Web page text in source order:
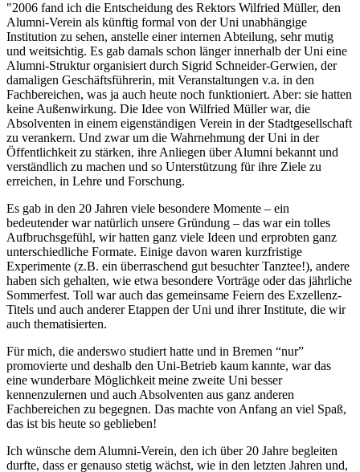
"2006 fand ich die Entscheidung des Rektors Wilfried Müller, den
Alumni-Verein als künftig formal von der Uni unabhängige
Institution zu sehen, anstelle einer internen Abteilung, sehr mutig
und weitsichtig. Es gab damals schon länger innerhalb der Uni eine
Alumni-Struktur organisiert durch Sigrid Schneider-Gerwien, der
damaligen Geschäftsführerin, mit Veranstaltungen v.a. in den
Fachbereichen, was ja auch heute noch funktioniert. Aber: sie hatten
keine Außenwirkung. Die Idee von Wilfried Müller war, die
Absolventen in einem eigenständigen Verein in der Stadtgesellschaft
zu verankern. Und zwar um die Wahrnehmung der Uni in der
Öffentlichkeit zu stärken, ihre Anliegen über Alumni bekannt und
verständlich zu machen und so Unterstützung für ihre Ziele zu
erreichen, in Lehre und Forschung.
Es gab in den 20 Jahren viele besondere Momente – ein
bedeutender war natürlich unsere Gründung – das war ein tolles
Aufbruchsgefühl, wir hatten ganz viele Ideen und erprobten ganz
unterschiedliche Formate. Einige davon waren kurzfristige
Experimente (z.B. ein überraschend gut besuchter Tanztee!), andere
haben sich gehalten, wie etwa besondere Vorträge oder das jährliche
Sommerfest. Toll war auch das gemeinsame Feiern des Exzellenz-
Titels und auch anderer Etappen der Uni und ihrer Institute, die wir
auch thematisierten.
Für mich, die anderswo studiert hatte und in Bremen “nur”
promovierte und deshalb den Uni-Betrieb kaum kannte, war das
eine wunderbare Möglichkeit meine zweite Uni besser
kennenzulernen und auch Absolventen aus ganz anderen
Fachbereichen zu begegnen. Das machte von Anfang an viel Spaß,
das ist bis heute so geblieben!
Ich wünsche dem Alumni-Verein, den ich über 20 Jahre begleiten
durfte, dass er genauso stetig wächst, wie in den letzten Jahren und,